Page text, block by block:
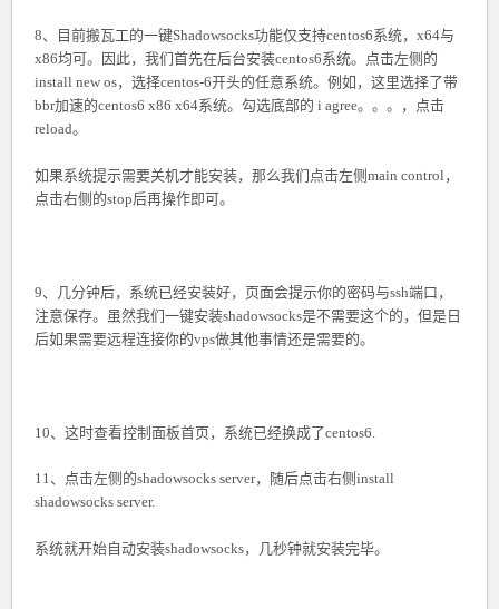
8、目前搬瓦工的一键Shadowsocks功能仅支持centos6系统，x64与
x86均可。因此，我们首先在后台安装centos6系统。点击左侧的
install new os，选择centos-6开头的任意系统。例如，这里选择了带
bbr加速的centos6 x86 x64系统。勾选底部的 i agree。。。，点击
reload。
如果系统提示需要关机才能安装，那么我们点击左侧main control，
点击右侧的stop后再操作即可。
9、几分钟后，系统已经安装好，页面会提示你的密码与ssh端口，
注意保存。虽然我们一键安装shadowsocks是不需要这个的，但是日
后如果需要远程连接你的vps做其他事情还是需要的。
10、这时查看控制面板首页，系统已经换成了centos6.
11、点击左侧的shadowsocks server，随后点击右侧install
shadowsocks server.
系统就开始自动安装shadowsocks，几秒钟就安装完毕。